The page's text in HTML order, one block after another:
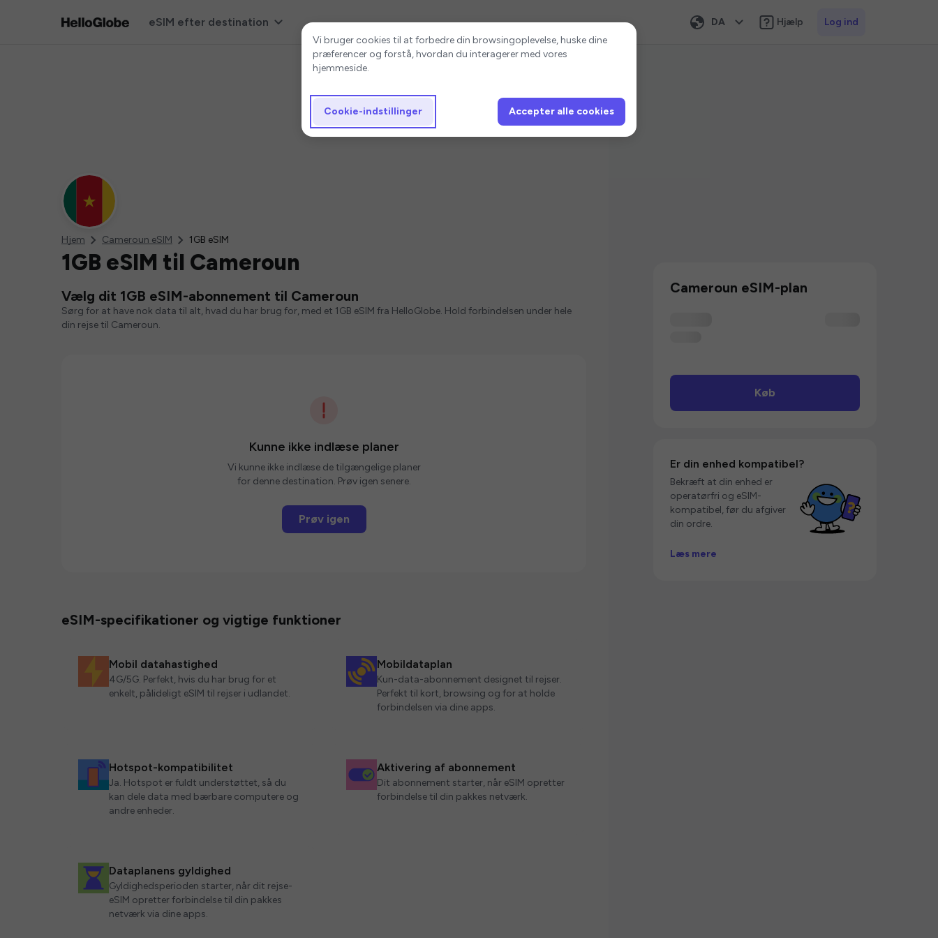
eSIM efter destination DA Hjælp Log ind
Hjem Cameroun eSIM 1GB eSIM
1GB eSIM til Cameroun
Vælg dit 1GB eSIM-abonnement til Cameroun
Sørg for at have nok data til alt, hvad du har brug for, med et 1GB eSIM fra HelloGlobe. Hold forbindelsen under hele
din rejse til Cameroun.
Kunne ikke indlæse planer
Vi kunne ikke indlæse de tilgængelige planer
for denne destination. Prøv igen senere.
Prøv igen
eSIM-specifikationer og vigtige funktioner
Mobil datahastighed
4G/5G. Perfekt, hvis du har brug for et
enkelt, pålideligt eSIM til rejser i udlandet.
Mobildataplan
Kun-data-abonnement designet til rejser.
Perfekt til kort, browsing og for at holde
forbindelsen via dine apps.
Hotspot-kompatibilitet
Ja. Hotspot er fuldt understøttet, så du
kan dele data med bærbare computere og
andre enheder.
Aktivering af abonnement
Dit abonnement starter, når eSIM opretter
forbindelse til din pakkes netværk.
Dataplanens gyldighed
Gyldighedsperioden starter, når dit rejse-
eSIM opretter forbindelse til din pakkes
netværk via dine apps.
Cameroun eSIM-plan
Køb
Er din enhed kompatibel?
Bekræft at din enhed er
operatørfri og eSIM-
kompatibel, før du afgiver
din ordre.
Læs mere
Cookie-indstillinger
Vi bruger cookies til at forbedre din browsingoplevelse, huske dine
præferencer og forstå, hvordan du interagerer med vores
hjemmeside.
Cookie-indstillinger Accepter alle cookies